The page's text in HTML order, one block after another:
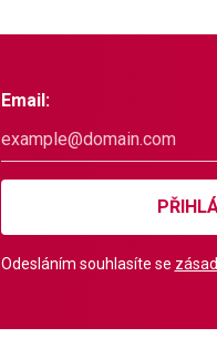
Email:
Odesláním souhlasíte se